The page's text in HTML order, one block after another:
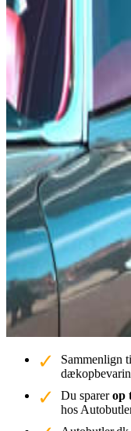
Sammenlign
Du sparerop
hos